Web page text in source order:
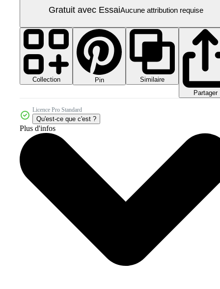
Gratuit avec EssaiAucune attribution requise
Collection Pin
Similaire
Partager
Licence Pro Standard
Qu'est-ce que c'est ?
Plus d'infos